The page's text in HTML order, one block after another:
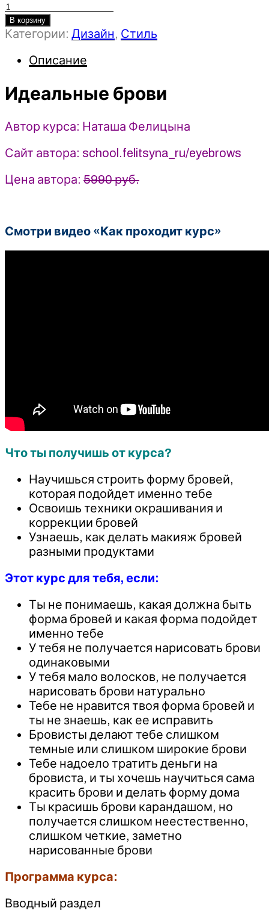
Количество
товара
Идеальные
Фелицына
(2025)
В корзину
Категории: Дизайн, Стиль
Описание
Идеальные брови
Автор курса: Наташа Фелицына
Сайт автора: school.felitsyna_ru/eyebrows
Цена автора: 5990 руб.
Смотри видео «Как проходит курс»
Что ты получишь от курса?
Научишься строить форму бровей,
которая подойдет именно тебе
Освоишь техники окрашивания и
коррекции бровей
Узнаешь, как делать макияж бровей
разными продуктами
Этот курс для тебя, если:
Ты не понимаешь, какая должна быть
форма бровей и какая форма подойдет
именно тебе
У тебя не получается нарисовать брови
одинаковыми
У тебя мало волосков, не получается
нарисовать брови натурально
Тебе не нравится твоя форма бровей и
ты не знаешь, как ее исправить
Бровисты делают тебе слишком
темные или слишком широкие брови
Тебе надоело тратить деньги на
бровиста, и ты хочешь научиться сама
красить брови и делать форму дома
Ты красишь брови карандашом, но
получается слишком неестественно,
слишком четкие, заметно
нарисованные брови
Программа курса:
Вводный раздел